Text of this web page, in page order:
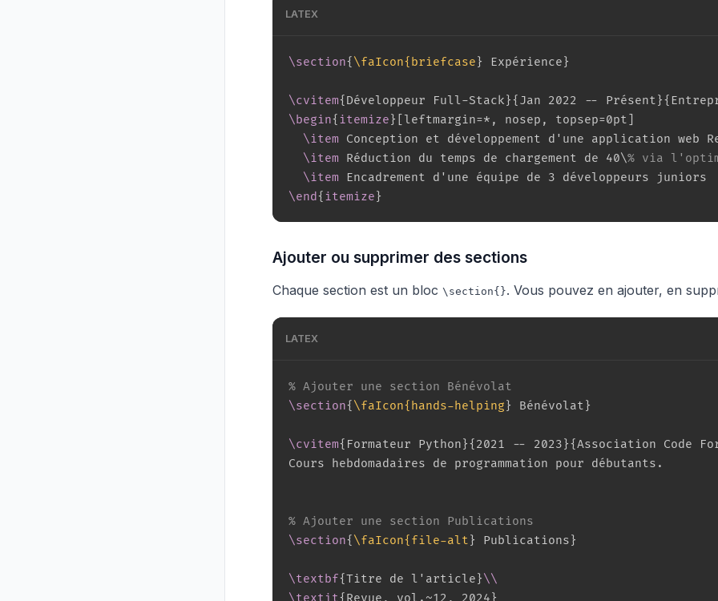
LATEX
\section{ \faIcon{briefcase } Expérience }
\cvitem{ Développeur Full-Stack }{ Jan 2022 -- Présent }{
\begin{ itemize } leftmargin=*, nosep, topsep=0pt
\item Conception et développement d'une application web
\item Réduction du temps de chargement de 40\% via
\item
\end{ itemize }
Ajouter ou supprimer des sections
Chaque section est un bloc \section{}. Vous pouvez en ajouter, en
LATEX
% Ajouter une section Bénévolat
\section{ \faIcon{hands-helping } Bénévolat }
\cvitem{ Formateur Python }{ 2021 -- 2023 }{Association Code
Cours hebdomadaires de programmation pour débutants.
% Ajouter une section Publications
\section{ \faIcon{file-alt } Publications }
\textbf{Titre de l'article }\\
\textit{ Revue, vol.~12, 2024 }